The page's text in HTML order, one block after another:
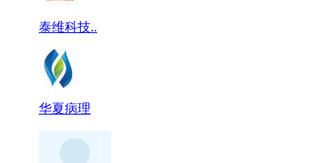
泰维科技..
华夏病理